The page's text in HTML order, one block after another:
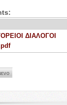
ΔΙΑΛΟΓΟΙ